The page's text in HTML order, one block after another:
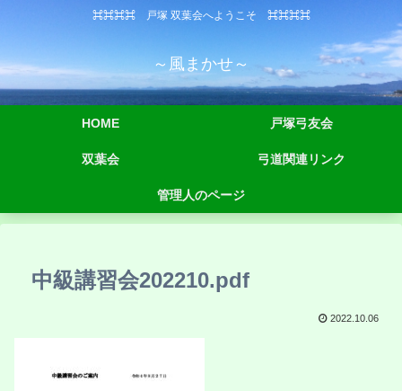
⌘⌘⌘⌘ 戸塚 双葉会へようこそ ⌘⌘⌘⌘
～風まかせ～
HOME 戸塚弓友会
双葉会 弓道関連リンク
管理人のページ
中級講習会202210.pdf
2022.10.06